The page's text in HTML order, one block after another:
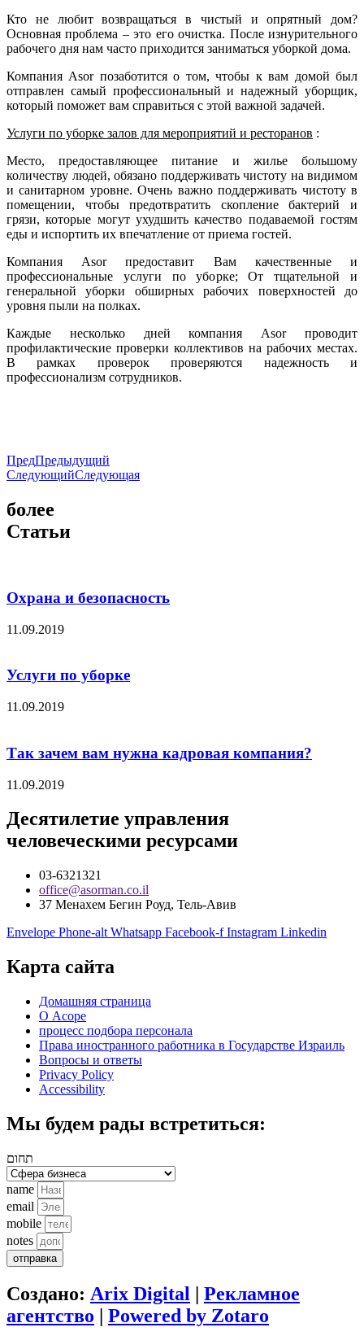
Кто не любит возвращаться в чистый и опрятный дом?
Основная проблема – это его очистка. После изнурительного
рабочего дня нам часто приходится заниматься уборкой дома.
Компания Asor позаботится о том, чтобы к вам домой был
отправлен самый профессиональный и надежный уборщик,
который поможет вам справиться с этой важной задачей.
Услуги по уборке залов для мероприятий и ресторанов :
Место, предоставляющее питание и жилье большому
количеству людей, обязано поддерживать чистоту на видимом
и санитарном уровне. Очень важно поддерживать чистоту в
помещении, чтобы предотвратить скопление бактерий и
грязи, которые могут ухудшить качество подаваемой гостям
еды и испортить их впечатление от приема гостей.
Компания Asor предоставит Вам качественные и
профессиональные услуги по уборке; От тщательной и
генеральной уборки обширных рабочих поверхностей до
уровня пыли на полках.
Каждые несколько дней компания Asor проводит
профилактические проверки коллективов на рабочих местах.
В рамках проверок проверяются надежность и
профессионализм сотрудников.
ПредПредыдущий
СледующийСледующая
более
Статьи
Охрана и безопасность
11.09.2019
Услуги по уборке
11.09.2019
Так зачем вам нужна кадровая компания?
11.09.2019
Десятилетие управления
человеческими ресурсами
03-6321321
office@asorman.co.il
37 Менахем Бегин Роуд, Тель-Авив
Envelope Phone-alt Whatsapp Facebook-f Instagram Linkedin
Карта сайта
Домашняя страница
О Асоре
процесс подбора персонала
Права иностранного работника в Государстве Израиль
Вопросы и ответы
Privacy Policy
Accessibility
Мы будем рады встретиться:
תחום
name
email
mobile
notes
отправка
Создано: Arix Digital | Рекламное
агентство | Powered by Zotaro